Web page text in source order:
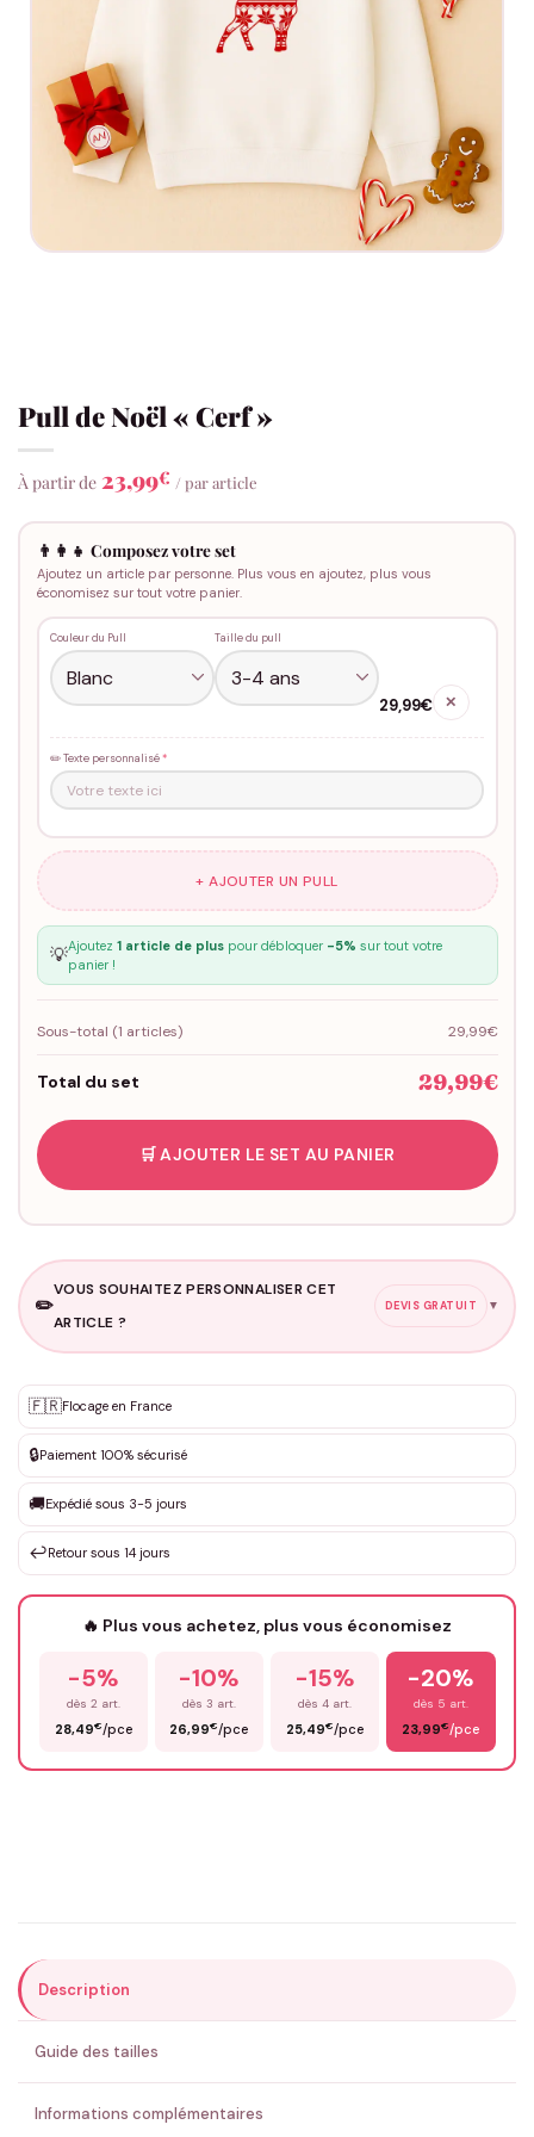
Pull de Noël « Cerf »
À partir de 23,99€ / par article
👨‍👩‍👧 Composez votre set
Ajoutez un article par personne. Plus vous en ajoutez, plus vous
économisez sur tout votre panier.
Couleur du Pull Taille du pull
29,99€ ✕
✏️ Texte personnalisé*
+ AJOUTER UN PULL
💡Ajoutez 1 article de pluspour débloquer -5% sur tout votre
panier !
Sous-total (1 articles) 29,99€
Total du set 29,99€
🛒 AJOUTER LE SET AU PANIER
✏️
VOUS SOUHAITEZ PERSONNALISER CET
ARTICLE ?
DEVIS GRATUIT ▼
✨ Personnalisation sur mesure
DEVIS GRATUIT · Personnalisation de 3 à 10€ selon la demande
Que souhaitez-vous ?*
Votre texte / idée*
Prénom*
ENVOYER MA DEMANDE ✨
💚 Retour sous 24-48h🇫🇷 Flocage en France✅ Validation avant fabrication
🇫🇷Flocage en France
🔒Paiement 100% sécurisé
🚚Expédié sous 3-5 jours
↩️Retour sous 14 jours
🔥 Plus vous achetez, plus vous économisez
-5%
dès 2 art.
28,49€/pce
-10%
dès 3 art.
26,99€/pce
-15%
dès 4 art.
25,49€/pce
-20%
dès 5 art.
23,99€/pce
Description
Guide des tailles
Informations complémentaires